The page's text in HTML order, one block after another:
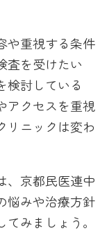
や重視する条件
査を受けたい
検討している
アクセスを重視
リニックは変わ
、京都民医連中
悩みや治療方針
みましょう。